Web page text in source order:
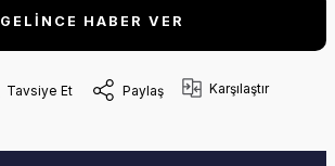
GELİNCE HABER VER
Tavsiye Et Paylaş Karşılaştır